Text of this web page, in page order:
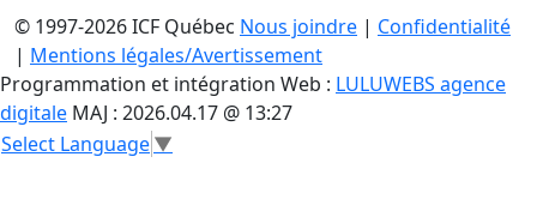
© 1997-2026 ICF Québec Nous joindre | Confidentialité
| Mentions légales/Avertissement
Programmation et intégration Web : LULUWEBS agence
digitale MAJ : 2026.04.17 @ 13:27
Select Language▼